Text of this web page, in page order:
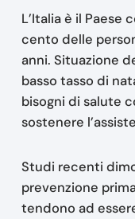
L’Italia è il Paese
cento delle
anni. Situazione
basso tasso di
bisogni di salute
sostenere
Studi recenti
prevenzione
tendono ad